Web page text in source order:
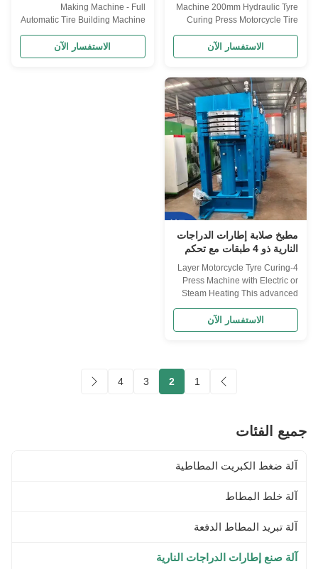
Machine 200mm Hydraulic Tyre
Curing Press Motorcycle Tire
Capsule Vulcanizing Machine
This hydraulic pressure tyre
curing press is designed for
vulcanization of tires during
production processes for
bicycle, electric car, motorcycle
cover tires, ...
الاستفسار الآن
Making Machine - Full
Automatic Tire Building Machine
The STB Fully Automatic Spring
Reverse Wrapping Forming
Machine is a complete
الاستفسار الآن
مطبخ صلابة إطارات الدراجات
النارية ذو 4 طبقات مع تحكم
PLC والتسخين الكهربائي
للتشطيب الفعال
4-Layer Motorcycle Tyre Curing
Press Machine with Electric or
Steam Heating This advanced
press machine, also known as a
tire vulcanizing press, offers
between electric and steam
الاستفسار الآن
1
2
3
4
جميع الفئات
آلة ضغط الكبريت المطاطية
آلة خلط المطاط
آلة تبريد المطاط الدفعة
آلة صنع إطارات الدراجات النارية